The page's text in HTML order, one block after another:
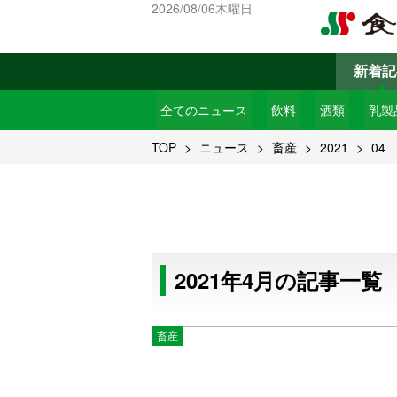
2026/08/06木曜日
新着
全てのニュース 飲料 酒類 乳製
TOP ニュース 畜産 2021 04
2021年4月の記事一覧
畜産